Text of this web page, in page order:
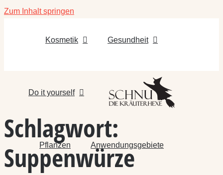
Zum Inhalt springen
Kosmetik Gesundheit
Do it yourself
Pflanzen Anwendungsgebiete
Schlagwort:
Suppenwürze